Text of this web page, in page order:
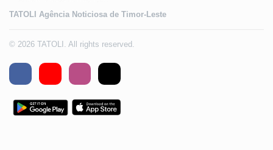
TATOLI Agência Noticiosa de Timor-Leste
© 2026 TATOLI. All rights reserved.